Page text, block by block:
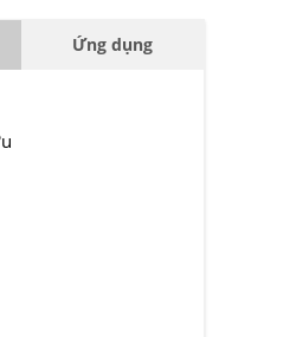
Ứng dụng